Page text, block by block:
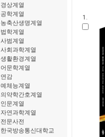
경상계열
공학계열
농축산생명계열
법학계열
사범계열
사회과학계열
생활환경계열
어문학계열
연감
예체능계열
의약학간호계열
인문계열
자연과학계열
전문사전
한국방송통신대학교
1.